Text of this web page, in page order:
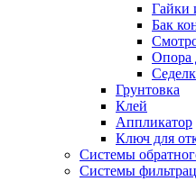
Гайки
Бак
Опора
Грунтовка
Клей
Аппликатор
Ключ для
Системы
Системы